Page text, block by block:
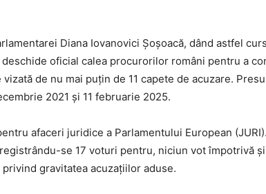
Diana Iovanovici Șoșoacă, dând astfel
oficial calea procurorilor români pentru a
de nu mai puțin de 11 capete de acuzare.
2021 și 11 februarie 2025.
afaceri juridice a Parlamentului European
se 17 voturi pentru, niciun vot împotrivă
gravitatea acuzațiilor aduse.